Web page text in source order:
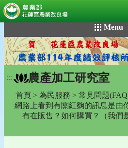
到
主
要
內
容
Menu
::: 農產加工研究室
首頁 > 為民服務 > 常見問題
網路上看到有關紅麴的訊息是由
有在販售？如何購買？（我們